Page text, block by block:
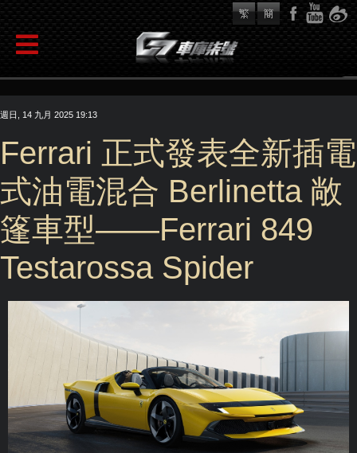
週日, 14 九月 2025 19:13
Ferrari 正式發表全新插電
式油電混合 Berlinetta 敞
篷車型——Ferrari 849
Testarossa Spider